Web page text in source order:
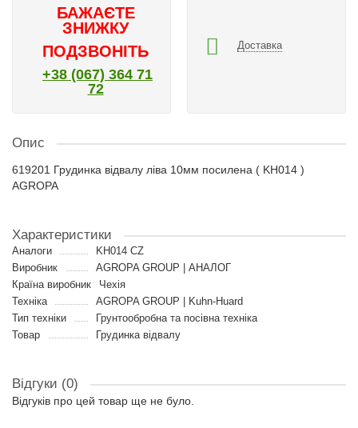
БАЖАЄТЕ
ЗНИЖКУ
ПОДЗВОНІТЬ
+38 (067) 364 71
72
Доставка
Опис
619201 Грудинка відвалу ліва 10мм посилена ( KH014 )
AGROPA
Характеристики
Аналоги
KH014 CZ
Виробник
AGROPA GROUP | АНАЛОГ
Країна виробник
Чехія
Техніка
AGROPA GROUP | Kuhn-Huard
Тип техніки
Грунтообробна та посівна техніка
Товар
Грудинка відвалу
Відгуки (0)
Відгуків про цей товар ще не було.